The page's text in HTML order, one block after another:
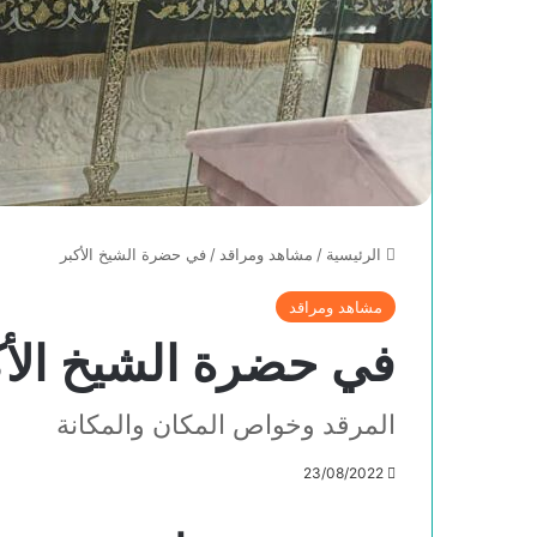
الرئيسية / مشاهد ومراقد / في حضرة الشيخ الأكبر
مشاهد ومراقد
في حضرة الشيخ
المرقد وخواص المكان والمكانة
23/08/2022